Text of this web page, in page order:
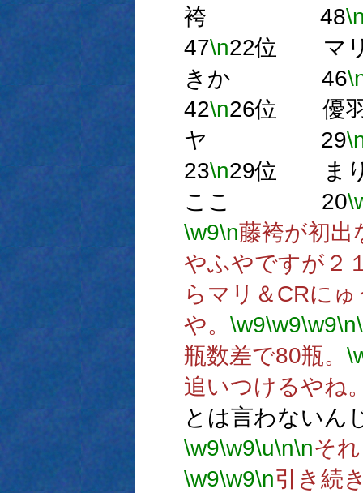
袴 48
47\n22位
きか 46
42\n26位
ヤ 29
23\n29位
ここ 20
\w9\n藤袴が初出
やふやですが２
らマリ＆CRに
や。 \w9\w9\w9\n
瓶数差で80瓶。
追いつけるやね
とは言わないん
\w9\w9\u\n\nそ
\w9\w9\n引き続